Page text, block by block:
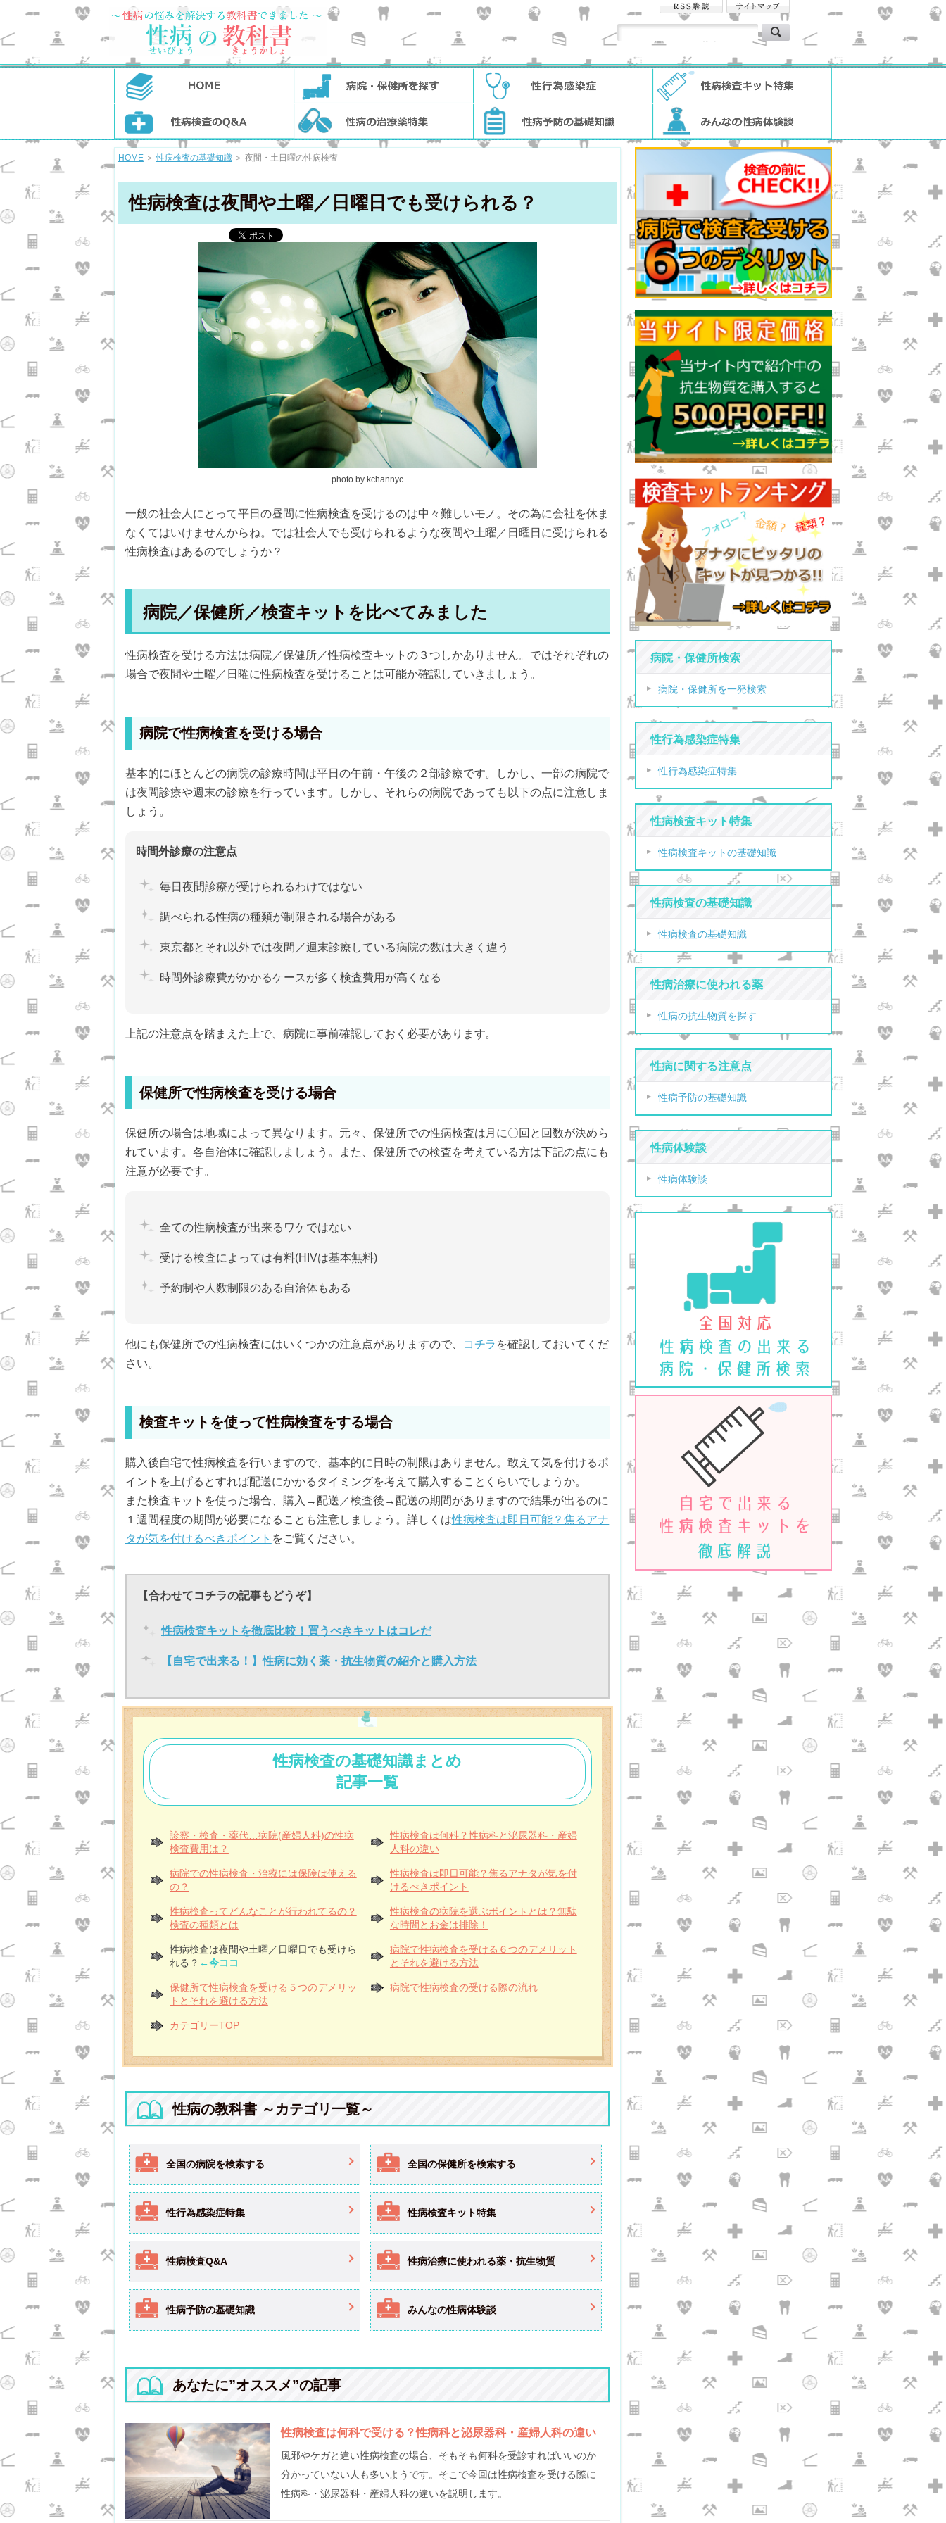
HOME＞性病検査の基礎知識＞ 夜間・土日曜の性病検査
性病検査は夜間や土曜／日曜日でも受けられる？
photo by kchannyc
一般の社会人にとって平日の昼間に性病検査を受けるのは中々難しいモノ。その為に会社を休ま
なくてはいけませんからね。では社会人でも受けられるような夜間や土曜／日曜日に受けられる
性病検査はあるのでしょうか？
病院／保健所／検査キットを比べてみました
性病検査を受ける方法は病院／保健所／性病検査キットの３つしかありません。ではそれぞれの
場合で夜間や土曜／日曜に性病検査を受けることは可能か確認していきましょう。
病院で性病検査を受ける場合
基本的にほとんどの病院の診療時間は平日の午前・午後の２部診療です。しかし、一部の病院で
は夜間診療や週末の診療を行っています。しかし、それらの病院であっても以下の点に注意しま
しょう。
時間外診療の注意点
毎日夜間診療が受けられるわけではない
調べられる性病の種類が制限される場合がある
東京都とそれ以外では夜間／週末診療している病院の数は大きく違う
時間外診療費がかかるケースが多く検査費用が高くなる
上記の注意点を踏まえた上で、病院に事前確認しておく必要があります。
保健所で性病検査を受ける場合
保健所の場合は地域によって異なります。元々、保健所での性病検査は月に〇回と回数が決めら
れています。各自治体に確認しましょう。また、保健所での検査を考えている方は下記の点にも
注意が必要です。
全ての性病検査が出来るワケではない
受ける検査によっては有料(HIVは基本無料)
予約制や人数制限のある自治体もある
他にも保健所での性病検査にはいくつかの注意点がありますので、 コチラ を確認しておいてくだ
さい。
検査キットを使って性病検査をする場合
購入後自宅で性病検査を行いますので、基本的に日時の制限はありません。敢えて気を付けるポ
イントを上げるとすれば配送にかかるタイミングを考えて購入することくらいでしょうか。
また検査キットを使った場合、購入→配送／検査後→配送の期間がありますので結果が出るのに
１週間程度の期間が必要になることも注意しましょう。詳しくは性病検査は即日可能？焦るアナ
タが気を付けるべきポイント をご覧ください。
【合わせてコチラの記事もどうぞ】
性病検査キットを徹底比較！買うべきキットはコレだ
【自宅で出来る！】性病に効く薬・抗生物質の紹介と購入方法
性病検査の基礎知識まとめ
記事一覧
診察・検査・薬代…病院(産婦人科)の性病
検査費用は？
性病検査は何科？性病科と泌尿器科・産婦
人科の違い
病院での性病検査・治療には保険は使える
の？
性病検査は即日可能？焦るアナタが気を付
けるべきポイント
性病検査ってどんなことが行われてるの？
検査の種類とは
性病検査の病院を選ぶポイントとは？無駄
な時間とお金は排除！
性病検査は夜間や土曜／日曜日でも受けら
れる？ ←今ココ
病院で性病検査を受ける６つのデメリット
とそれを避ける方法
保健所で性病検査を受ける５つのデメリッ
トとそれを避ける方法
病院で性病検査の受ける際の流れ
カテゴリーTOP
性病の教科書 ～カテゴリ一覧～
全国の病院を検索する 全国の保健所を検索する
性行為感染症特集 性病検査キット特集
性病検査Q&A 性病治療に使われる薬・抗生物質
性病予防の基礎知識 みんなの性病体験談
あなたに”オススメ”の記事
性病検査は何科で受ける？性病科と泌尿器科・産婦人科の違い
風邪やケガと違い性病検査の場合、そもそも何科を受診すればいいのか
分かっていない人も多いようです。そこで今回は性病検査を受ける際に
性病科・泌尿器科・産婦人科の違いを説明します。
病院・保健所検索
病院・保健所を一発検索
性行為感染症特集
性行為感染症特集
性病検査キット特集
性病検査キットの基礎知識
性病検査の基礎知識
性病検査の基礎知識
性病治療に使われる薬
性病の抗生物質を探す
性病に関する注意点
性病予防の基礎知識
性病体験談
性病体験談